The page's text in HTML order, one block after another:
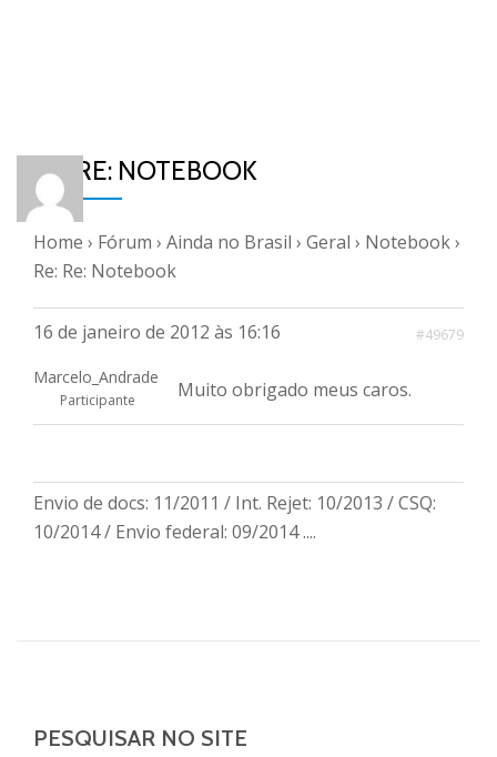
RE: RE: NOTEBOOK
Home › Fórum › Ainda no Brasil › Geral › Notebook›
Re: Re: Notebook
16 de janeiro de 2012 às 16:16 #49679
Marcelo_Andrade
Participante Muito obrigado meus caros.
Envio de docs: 11/2011 / Int. Rejet: 10/2013 / CSQ:
10/2014 / Envio federal: 09/2014 ....
PESQUISAR NO SITE